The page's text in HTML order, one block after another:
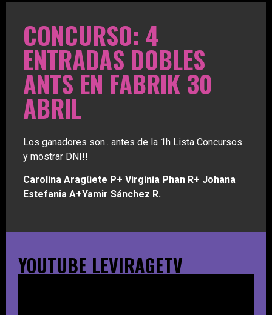
CONCURSO: 4
ENTRADAS DOBLES
ANTS EN FABRIK 30
ABRIL
Los ganadores son.. antes de la 1h Lista Concursos
y mostrar DNI!!
Carolina Aragüete P+ Virginia Phan R+ Johana
Estefania A+Yamir Sánchez R.
YOUTUBE LEVIRAGETV